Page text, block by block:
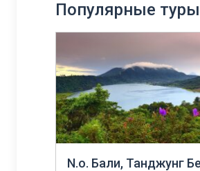
Популярные туры
N.о. Бали, Танджунг